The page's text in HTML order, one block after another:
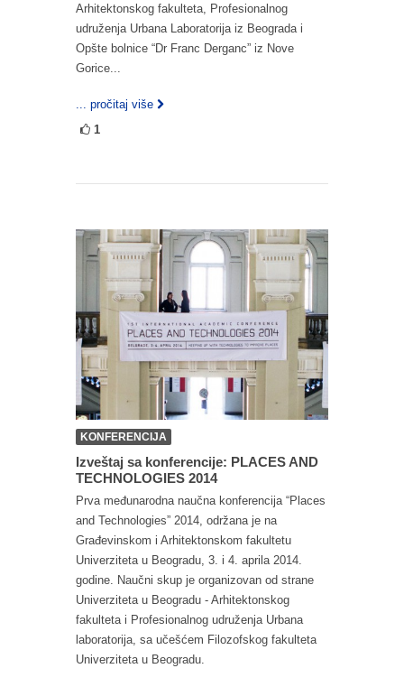
Arhitektonskog fakulteta, Profesionalnog
udruženja Urbana Laboratorija iz Beograda i
Opšte bolnice “Dr Franc Derganc” iz Nove
Gorice...
... pročitaj više
1
KONFERENCIJA
Izveštaj sa konferencije: PLACES AND
TECHNOLOGIES 2014
Prva međunarodna naučna konferencija “Places
and Technologies” 2014, održana je na
Građevinskom i Arhitektonskom fakultetu
Univerziteta u Beogradu, 3. i 4. aprila 2014.
godine. Naučni skup je organizovan od strane
Univerziteta u Beogradu - Arhitektonskog
fakulteta i Profesionalnog udruženja Urbana
laboratorija, sa učešćem Filozofskog fakulteta
Univerziteta u Beogradu.